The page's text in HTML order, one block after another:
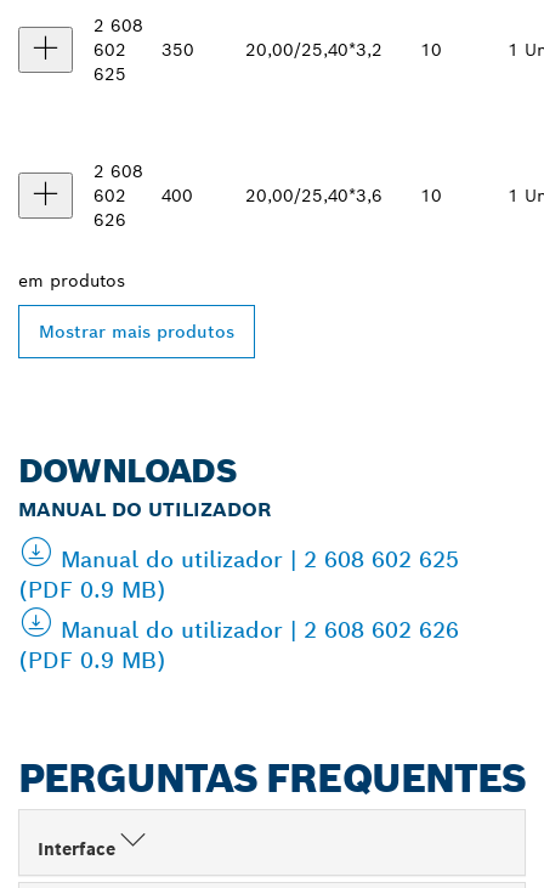
2 608
602
625
350 20,00/25,40*3,2 10 1
2 608
602
626
400 20,00/25,40*3,6 10 1
em produtos
Mostrar mais produtos
DOWNLOADS
MANUAL DO UTILIZADOR
Manual do utilizador | 2 608 602 625
(PDF 0.9 MB)
Manual do utilizador | 2 608 602 626
(PDF 0.9 MB)
PERGUNTAS FREQUENTES
Interface